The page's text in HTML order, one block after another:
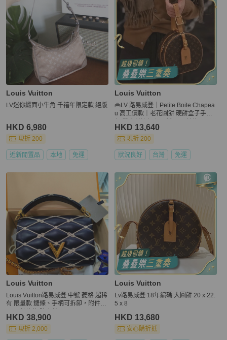
Louis Vuitton
LV迷你緞面小牛角 千禧年限定款 絕版
HKD 6,980
現折 200
近新閒置品 本地 免運
Louis Vuitton
👜LV 路易威登｜Petite Boite Chapea
u 高工價款｜老花圓餅 硬餅盒子手拎
HKD 13,640
現折 200
狀況良好 台灣 免運
Louis Vuitton
Louis Vuitton路易威登 中號 菱格 超稀
有 限量款 鏈條、手柄可拆卸，附件鏡
HKD 38,900
現折 2,000
Louis Vuitton
Lv路易威登 18年編碼 大圓餅 20 x 22.
5 x 8
HKD 13,680
安心購折抵